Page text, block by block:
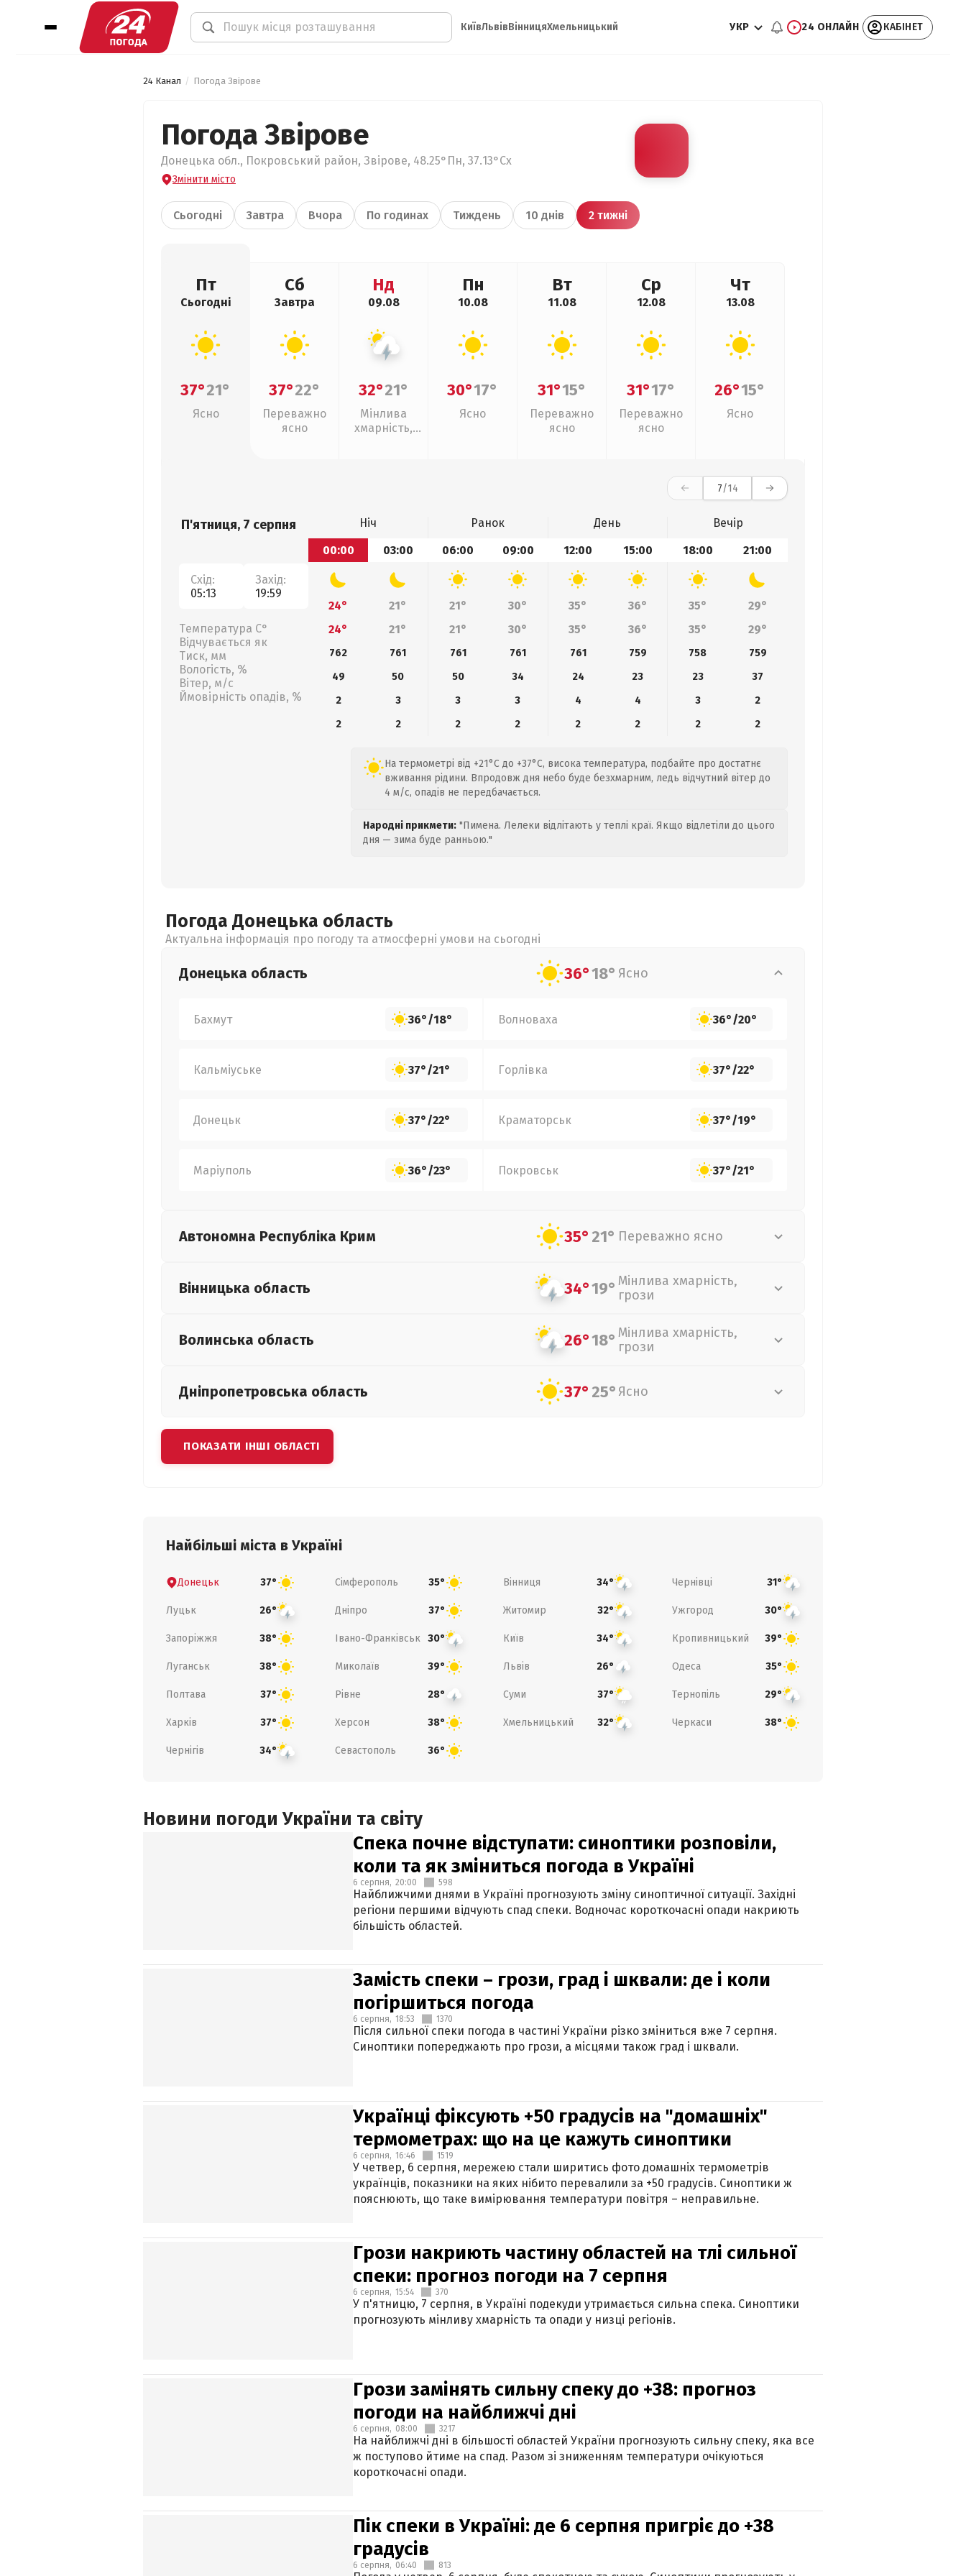
КиївЛьвівВінницяХмельницький УКР 24 ОНЛАЙН КАБІНЕТ
24 Канал Погода Звірове
Погода Звірове
Донецька обл., Покровський район, Звірове, 48.25°Пн, 37.13°Сх
Змінити місто
Сьогодні Завтра Вчора По годинах Тиждень 10 днів 2 тижні
Пт
Сьогодні
37°21°
Ясно
Сб
Завтра
37°22°
Переважно
ясно
Нд
09.08
32°21°
Мінлива
хмарність,
Пн
10.08
30°17°
Ясно
Вт
11.08
31°15°
Переважно
ясно
Ср
12.08
31°17°
Переважно
ясно
Чт
13.08
26°15°
Ясно
7/14
П'ятниця, 7 серпня
Схід:
05:13
Захід:
19:59
Температура С°
Відчувається як
Тиск, мм
Вологість, %
Вітер, м/с
Ймовірність опадів, %
Ніч Ранок День
Вечір
00:00
03:00 06:00 09:00 12:00 15:00 18:00 21:00
24° 21° 21° 30° 35° 36° 35°
29°
24°
21° 21° 30° 35° 36° 35° 29°
762 761 761 761 761 759 758
759
49
50 50 34 24 23 23
37
2
3 3 3 4 4 3
2
2
2 2 2 2 2 2 2
На термометрі від +21°C до +37°C, висока температура, подбайте про достатнє
вживання рідини. Впродовж дня небо буде безхмарним, ледь відчутний вітер до
4 м/с, опадів не передбачається.
Народні прикмети: "Пимена. Лелеки відлітають у теплі краї. Якщо відлетіли до цього
дня — зима буде ранньою."
Погода Донецька область
Актуальна інформація про погоду та атмосферні умови на сьогодні
Донецька область 36°18° Ясно
Бахмут 36°/18° Волноваха 36°/20°
Кальміуське 37°/21° Горлівка 37°/22°
Донецьк 37°/22° Краматорськ 37°/19°
Маріуполь 36°/23° Покровськ 37°/21°
Автономна Республіка Крим 35°21° Переважно ясно
Вінницька область 34°19° Мінлива хмарність,
грози
Волинська область 26°18° Мінлива хмарність,
грози
Дніпропетровська область 37°25° Ясно
ПОКАЗАТИ ІНШІ ОБЛАСТІ
Найбільші міста в Україні
Донецьк 37° Сімферополь 35° Вінниця 34° Чернівці 31°
Луцьк 26° Дніпро 37° Житомир 32° Ужгород 30°
Запоріжжя 38° Івано-Франківськ 30° Київ 34° Кропивницький 39°
Луганськ 38° Миколаїв 39° Львів 26° Одеса 35°
Полтава 37° Рівне 28° Суми 37° Тернопіль 29°
Харків 37° Херсон 38° Хмельницький 32° Черкаси 38°
Чернігів 34° Севастополь 36°
Новини погоди України та світу
Спека почне відступати: синоптики розповіли,
коли та як зміниться погода в Україні
6 серпня, 20:00 598
Найближчими днями в Україні прогнозують зміну синоптичної ситуації. Західні
регіони першими відчують спад спеки. Водночас короткочасні опади накриють
більшість областей.
Замість спеки – грози, град і шквали: де і коли
погіршиться погода
6 серпня, 18:53 1370
Після сильної спеки погода в частині України різко зміниться вже 7 серпня.
Синоптики попереджають про грози, а місцями також град і шквали.
Українці фіксують +50 градусів на "домашніх"
термометрах: що на це кажуть синоптики
6 серпня, 16:46 1519
У четвер, 6 серпня, мережею стали ширитись фото домашніх термометрів
українців, показники на яких нібито перевалили за +50 градусів. Синоптики ж
пояснюють, що таке вимірювання температури повітря – неправильне.
Грози накриють частину областей на тлі сильної
спеки: прогноз погоди на 7 серпня
6 серпня, 15:54 370
У п'ятницю, 7 серпня, в Україні подекуди утримається сильна спека. Синоптики
прогнозують мінливу хмарність та опади у низці регіонів.
Грози замінять сильну спеку до +38: прогноз
погоди на найближчі дні
6 серпня, 08:00 3217
На найближчі дні в більшості областей України прогнозують сильну спеку, яка все
ж поступово йтиме на спад. Разом зі зниженням температури очікуються
короткочасні опади.
Пік спеки в Україні: де 6 серпня пригріє до +38
градусів
6 серпня, 06:40 813